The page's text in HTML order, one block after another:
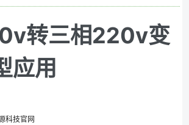
转三相220v变
应用
科技官网